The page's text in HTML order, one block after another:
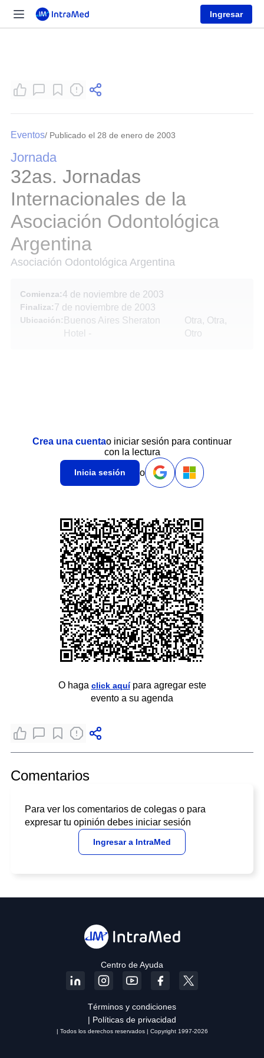
Ingresar
Eventos/ Publicado el 28 de enero de 2003
Jornada
32as. Jornadas
Internacionales de la
Asociación Odontológica
Argentina
Asociación Odontológica Argentina
Comienza:4 de noviembre de 2003
Finaliza:7 de noviembre de 2003
Ubicación: Buenos Aires Sheraton
Hotel -
Otra, Otra,
Otro
Crea una cuentao iniciar sesión para continuar
con la lectura
Inicia sesión o
O haga click aquípara agregar este
evento a su agenda
Comentarios
Para ver los comentarios de colegas o para
expresar tu opinión debes iniciar sesión
Ingresar a IntraMed
Centro de Ayuda
Términos y condiciones
| Políticas de privacidad
| Todos los derechos reservados | Copyright 1997-2026